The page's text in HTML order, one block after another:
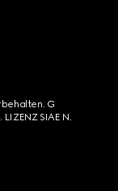
G
SIAE N.